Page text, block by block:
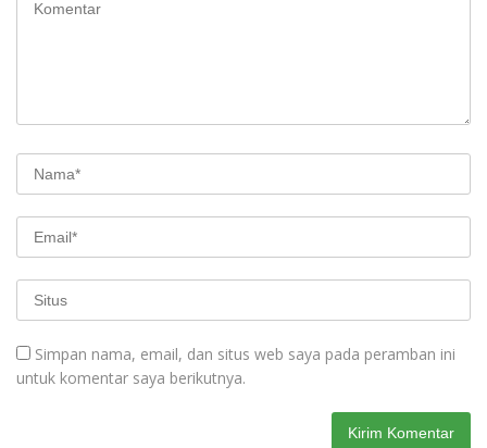
Simpan nama, email, dan situs web saya pada peramban ini
untuk komentar saya berikutnya.